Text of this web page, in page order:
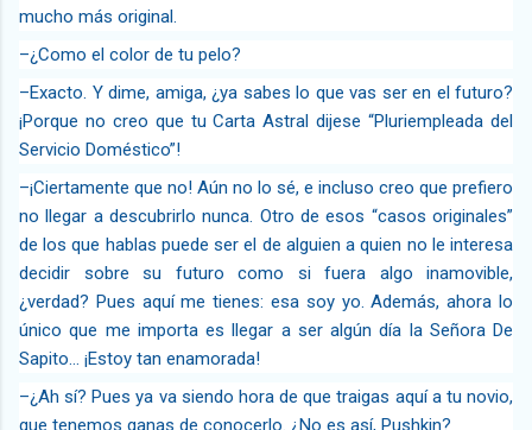
mucho más original.
–¿Como el color de tu pelo?
–Exacto. Y dime, amiga, ¿ya sabes lo que vas ser en el futuro?
¡Porque no creo que tu Carta Astral dijese “Pluriempleada del
Servicio Doméstico”!
–¡Ciertamente que no! Aún no lo sé, e incluso creo que prefiero
no llegar a descubrirlo nunca. Otro de esos “casos originales”
de los que hablas puede ser el de alguien a quien no le interesa
decidir sobre su futuro como si fuera algo inamovible,
¿verdad? Pues aquí me tienes: esa soy yo. Además, ahora lo
único que me importa es llegar a ser algún día la Señora De
Sapito… ¡Estoy tan enamorada!
–¿Ah sí? Pues ya va siendo hora de que traigas aquí a tu novio,
que tenemos ganas de conocerlo. ¿No es así, Pushkin?